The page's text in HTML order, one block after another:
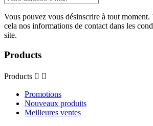
Vous pouvez vous désinscrire à tout
cela nos informations de contact dans les
site.
Products
Products  
Promotions
Nouveaux produits
Meilleures ventes